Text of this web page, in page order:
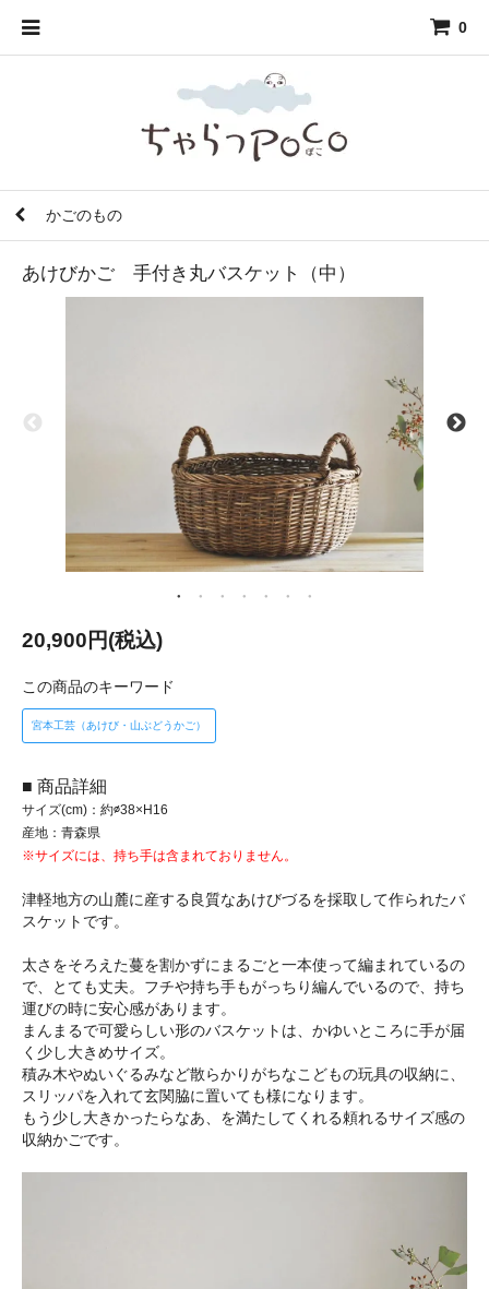
0
かごのもの
あけびかご 手付き丸バスケット（中）
20,900円(税込)
この商品のキーワード
宮本工芸（あけび・山ぶどうかご）
■ 商品詳細
サイズ(cm)：約∅38×H16
産地：青森県
※サイズには、持ち手は含まれておりません。
津軽地方の山麓に産する良質なあけびづるを採取して作られたバ
スケットです。
太さをそろえた蔓を割かずにまるごと一本使って編まれているの
で、とても丈夫。フチや持ち手もがっちり編んでいるので、持ち
運びの時に安心感があります。
まんまるで可愛らしい形のバスケットは、かゆいところに手が届
く少し大きめサイズ。
積み木やぬいぐるみなど散らかりがちなこどもの玩具の収納に、
スリッパを入れて玄関脇に置いても様になります。
もう少し大きかったらなあ、を満たしてくれる頼れるサイズ感の
収納かごです。